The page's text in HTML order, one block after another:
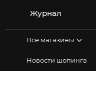
Журнал
Все магазины
Новости шопинга